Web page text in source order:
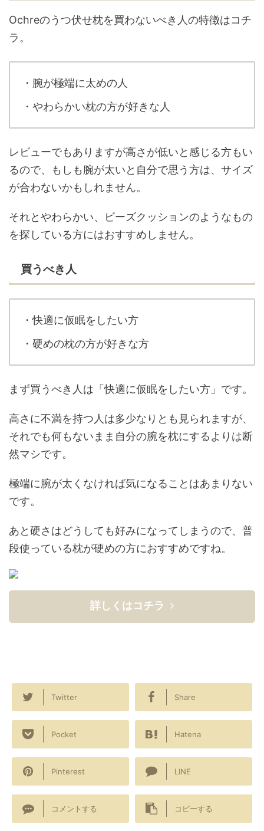
Ochreのうつ伏せ枕を買わないべき人の特徴はコチ
ラ。
・腕が極端に太めの人
・やわらかい枕の方が好きな人
レビューでもありますが高さが低いと感じる方もい
るので、もしも腕が太いと自分で思う方は、サイズ
が合わないかもしれません。
それとやわらかい、ビーズクッションのようなもの
を探している方にはおすすめしません。
買うべき人
・快適に仮眠をしたい方
・硬めの枕の方が好きな方
まず買うべき人は「快適に仮眠をしたい方」です。
高さに不満を持つ人は多少なりとも見られますが、
それでも何もないまま自分の腕を枕にするよりは断
然マシです。
極端に腕が太くなければ気になることはあまりない
です。
あと硬さはどうしても好みになってしまうので、普
段使っている枕が硬めの方におすすめですね。
詳しくはコチラ
Twitter Share
Pocket Hatena
Pinterest LINE
コメントする コピーする